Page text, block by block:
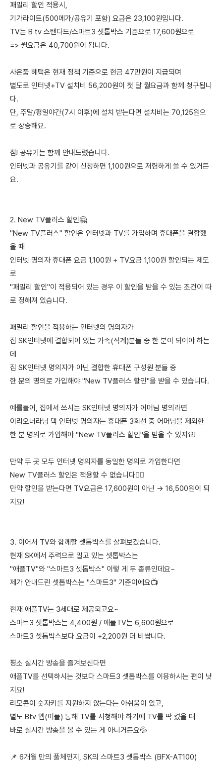
패밀리 할인 적용시,
기가라이트(500메가/공유기 포함) 요금은 23,100원입니다.
TV는 B tv 스탠다드/스마트3 셋톱박스 기준으로 17,600원으로
=> 월요금은 40,700원이 됩니다.
사은품 혜택은 현재 정책 기준으로 현금 47만원이 지급되며
별도로 인터넷+TV 설치비 56,200원이 첫 달 월요금과 함께 청구됩니
다.
단, 주말/평일야간(7시 이후)에 설치 받는다면 설치비는 70,125원으
로 상승해요.
참! 공유기는 함께 안내드렸습니다.
인터넷과 공유기를 같이 신청하면 1,100원으로 저렴하게 쓸 수 있거든
요.
2. New TV플러스 할인🤗
"New TV플러스" 할인은 인터넷과 TV를 가입하며 휴대폰을 결합했
을 때
인터넷 명의자 휴대폰 요금 1,100원 + TV요금 1,100원 할인되는 제도
로
"패밀리 할인"이 적용되어 있는 경우 이 할인을 받을 수 있는 조건이 따
로 정해져 있습니다.
패밀리 할인을 적용하는 인터넷의 명의자가
집 SK인터넷에 결합되어 있는 가족(직계)분들 중 한 분이 되어야 하는
데
집 SK인터넷 명의자가 아닌 결합한 휴대폰 구성원 분들 중
한 분의 명의로 가입해야 "New TV플러스 할인"을 받을 수 있습니다.
예를들어, 집에서 쓰시는 SK인터넷 명의자가 어머님 명의라면
이리오너라님 댁 인터넷 명의자는 휴대폰 3회선 중 어머님을 제외한
한 분 명의로 가입해야 "New TV플러스 할인"을 받을 수 있지요!
만약 두 곳 모두 인터넷 명의자를 동일한 명의로 가입한다면
New TV플러스 할인은 적용할 수 없습니다🙅‍♀️
만약 할인을 받는다면 TV요금은 17,600원이 아닌 → 16,500원이 되
지요!
3. 이어서 TV와 함께할 셋톱박스를 살펴보겠습니다.
현재 SK에서 주력으로 밀고 있는 셋톱박스는
"애플TV"와 "스마트3 셋톱박스" 이렇 게 두 종류인데요~
제가 안내드린 셋톱박스는 "스마트3" 기준이에요📺
현재 애플TV는 3세대로 제공되고요~
스마트3 셋톱박스는 4,400원 / 애플TV는 6,600원으로
스마트3 셋톱박스보다 요금이 +2,200원 더 비쌉니다.
평소 실시간 방송을 즐겨보신다면
애플TV를 선택하시는 것보다 스마트3 셋톱박스를 이용하시는 편이 낫
지요!
리모콘이 숫자키를 지원하지 않는다는 아쉬움이 있고,
별도 Btv 앱(어플) 통해 TV를 시청해야 하기에 TV를 딱 켰을 때
바로 실시간 방송을 볼 수 있는 게 아니거든요💦
📌 6개월 만의 풀체인지, SK의 스마트3 셋톱박스 (BFX-AT100)